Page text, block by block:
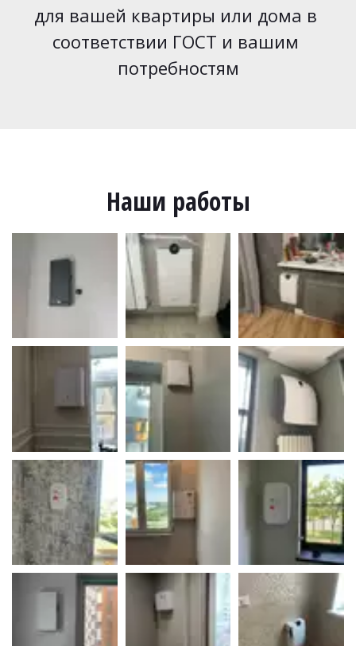
для вашей квартиры или дома в
соответствии ГОСТ и вашим
потребностям
Наши работы